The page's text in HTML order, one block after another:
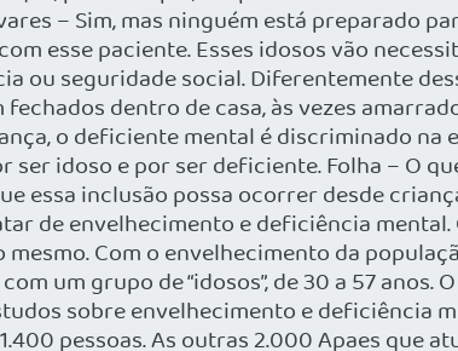
– Sim, mas ninguém está preparado
esse paciente. Esses idosos vão
ou seguridade social. Diferentemente
dentro de casa, às vezes
o deficiente mental é discriminado
ser idoso e por ser deficiente. Folha – O
essa inclusão possa ocorrer desde
de envelhecimento e deficiência
mesmo. Com o envelhecimento da
um grupo de “idosos”, de 30 a 57
sobre envelhecimento e deficiência
pessoas. As outras 2.000 Apaes que